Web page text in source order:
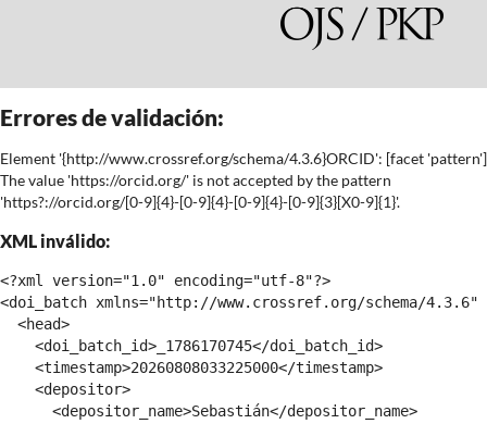
Errores de validación:
Element '{http://www.crossref.org/schema/4.3.6}ORCID': [facet 'pattern']
The value 'https://orcid.org/' is not accepted by the pattern
'https?://orcid.org/[0-9]{4}-[0-9]{4}-[0-9]{4}-[0-9]{3}[X0-9]{1}'.
XML inválido:
<?xml version="1.0" encoding="utf-8"?>
<doi_batch xmlns="http://www.crossref.org/schema/
  <head>
    <doi_batch_id>_1786170745</doi_batch_id>
    <timestamp>20260808033225000</timestamp>
    <depositor>
      <depositor_name>Sebastián</depositor_name>